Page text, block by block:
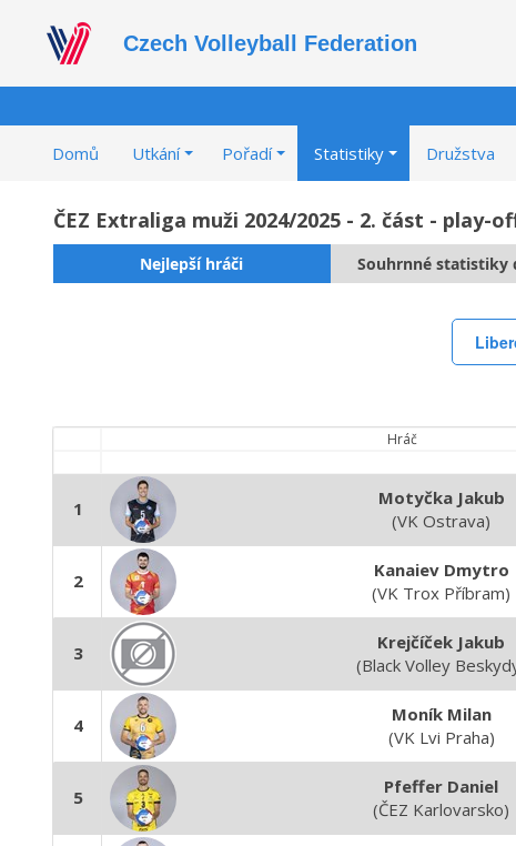
Czech Volleyball Federation
Domů Utkání Pořadí Statistiky Družstva
ČEZ Extraliga muži 2024/2025 - 2. část - play-
Nejlepší hráči Souhrnné statistiky
Hráč
1
Motyčka Jakub
(VK Ostrava)
2
Kanaiev Dmytro
(VK Trox Příbram)
3
Krejčíček Jakub
(Black Volley
4
Moník Milan
(VK Lvi Praha)
5
Pfeffer Daniel
(ČEZ Karlovarsko)